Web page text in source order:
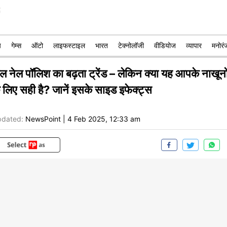
गेम्स ऑटो लाइफस्टाइल भारत टेक्नोलॉजी वीडियोज व्यापार
नेल पॉलिश का बढ़ता ट्रेंड – लेकिन क्या यह आपके
सही है? जानें इसके साइड इफेक्ट्स
NewsPoint 4 Feb 2025, 12:33 am